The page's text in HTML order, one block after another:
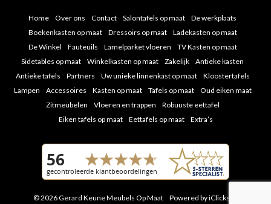
Home Over ons Contact Salontafels op maat
De werkplaats
Boekenkasten op maat
Dressoirs op maat
Ladekasten op maat
De Winkel
Fauteuils Lamelparket vloeren
TV Kasten op maat
Sidetables op maat
Winkelkasten op maat Zakelijk
Antieke kasten
Antieke tafels
Partners Uw unieke linnenkast op maat
Kloostertafels
Lampen
Accessoires Kasten op maat Tafels op maat
Oud eiken maat
Zitmeubelen
Vloeren en trappen
Robuuste eettafel
Eiken tafels op maat
Eettafels op maat Extra’s
© 2026 Gerard Keune Meubels Op Maat Powered by iClicks